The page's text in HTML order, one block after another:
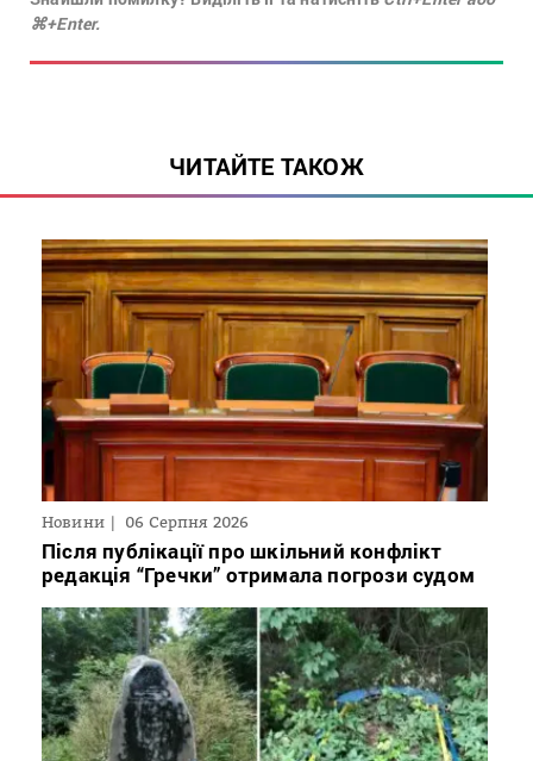
⌘+Enter.
ЧИТАЙТЕ ТАКОЖ
Новини 06 Серпня 2026
Після публікації про шкільний конфлікт
редакція “Гречки” отримала погрози судом